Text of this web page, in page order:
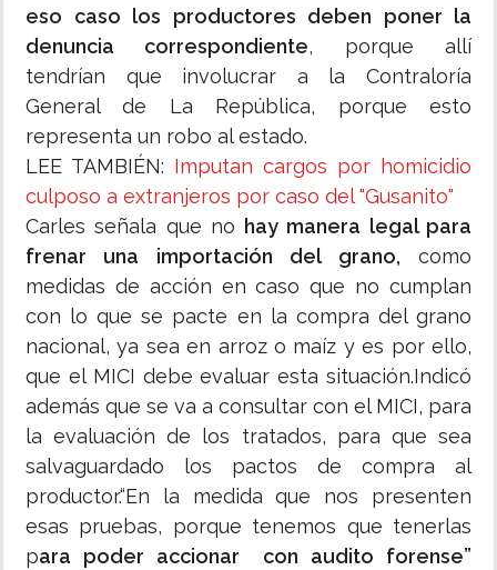
eso caso los productores deben poner la
denuncia correspondiente, porque allí
tendrían que involucrar a la Contraloría
General de La República, porque esto
representa un robo al estado.
LEE TAMBIÉN: Imputan cargos por homicidio
culposo a extranjeros por caso del "Gusanito"
Carles señala que no hay manera legal para
frenar una importación del grano, como
medidas de acción en caso que no cumplan
con lo que se pacte en la compra del grano
nacional, ya sea en arroz o maíz y es por ello,
que el MICI debe evaluar esta situación.Indicó
además que se va a consultar con el MICI, para
la evaluación de los tratados, para que sea
salvaguardado los pactos de compra al
productor.“En la medida que nos presenten
esas pruebas, porque tenemos que tenerlas
para poder accionar con audito forense”